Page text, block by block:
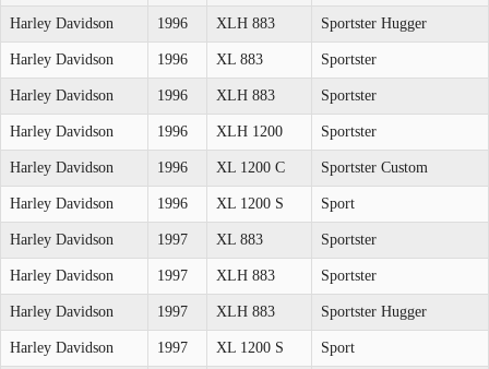
Harley Davidson 1996 XLH 883 Sportster Hugger
Harley Davidson 1996 XL 883 Sportster
Harley Davidson 1996 XLH 883 Sportster
Harley Davidson 1996 XLH 1200 Sportster
Harley Davidson 1996 XL 1200 C Sportster Custom
Harley Davidson 1996 XL 1200 S Sport
Harley Davidson 1997 XL 883 Sportster
Harley Davidson 1997 XLH 883 Sportster
Harley Davidson 1997 XLH 883 Sportster Hugger
Harley Davidson 1997 XL 1200 S Sport